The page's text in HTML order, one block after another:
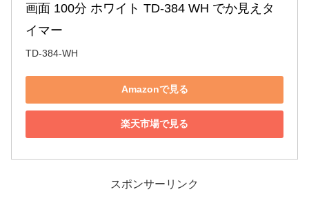
画面 100分 ホワイト TD-384 WH でか見えタ
イマー
TD-384-WH
Amazonで見る
楽天市場で見る
スポンサーリンク